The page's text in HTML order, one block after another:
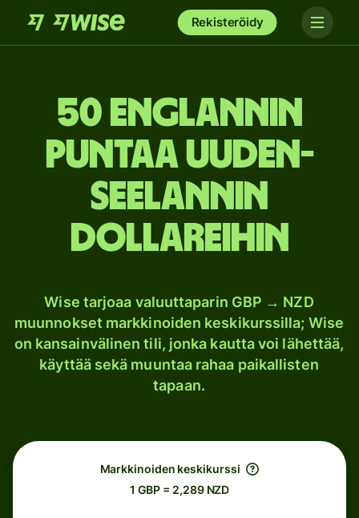
Rekisteröidy
50 Englannin
puntaa Uuden-
Seelannin
dollareihin
Wise tarjoaa valuuttaparin GBP → NZD
muunnokset markkinoiden keskikurssilla; Wise
on kansainvälinen tili, jonka kautta voi lähettää,
käyttää sekä muuntaa rahaa paikallisten
tapaan.
Markkinoiden keskikurssi
1 GBP = 2,289 NZD